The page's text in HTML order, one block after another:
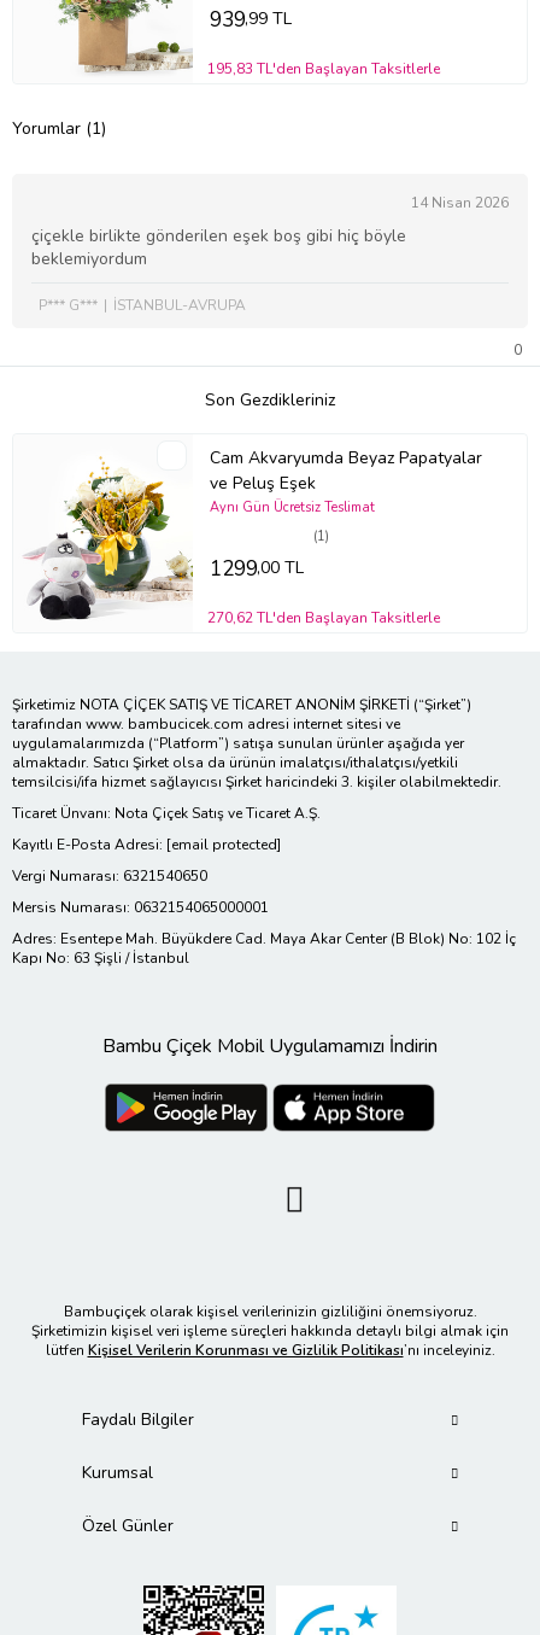
939,99 TL
195,83 TL'den Başlayan Taksitlerle
Yorumlar (1)
14 Nisan 2026
çiçekle birlikte gönderilen eşek boş gibi hiç böyle
beklemiyordum
P*** G*** İSTANBUL-AVRUPA
0
Son Gezdikleriniz
Cam Akvaryumda Beyaz Papatyalar
ve Peluş Eşek
(1)
Aynı Gün Ücretsiz Teslimat
1299,00 TL
270,62 TL'den Başlayan Taksitlerle
Şirketimiz NOTA ÇİÇEK SATIŞ VE TİCARET ANONİM ŞİRKETİ (“Şirket”)
tarafından www. bambucicek.com adresi internet sitesi ve
uygulamalarımızda (“Platform”) satışa sunulan ürünler aşağıda yer
almaktadır. Satıcı Şirket olsa da ürünün imalatçısı/ithalatçısı/yetkili
temsilcisi/ifa hizmet sağlayıcısı Şirket haricindeki 3. kişiler olabilmektedir.
Ticaret Ünvanı: Nota Çiçek Satış ve Ticaret A.Ş.
Kayıtlı E-Posta Adresi: [email protected]
Vergi Numarası: 6321540650
Mersis Numarası: 0632154065000001
Adres: Esentepe Mah. Büyükdere Cad. Maya Akar Center (B Blok) No: 102 İç
Kapı No: 63 Şişli / İstanbul
Bambu Çiçek Mobil Uygulamamızı İndirin
Bambuçiçek olarak kişisel verilerinizin gizliliğini önemsiyoruz.
Şirketimizin kişisel veri işleme süreçleri hakkında detaylı bilgi almak için
lütfen Kişisel Verilerin Korunması ve Gizlilik Politikası’nı inceleyiniz.
Faydalı Bilgiler
Kurumsal
Özel Günler